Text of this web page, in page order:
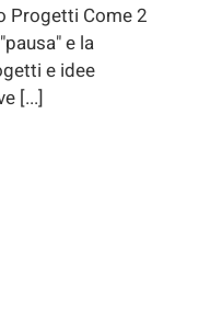
Progetti Come 2
e la
e idee
[...]